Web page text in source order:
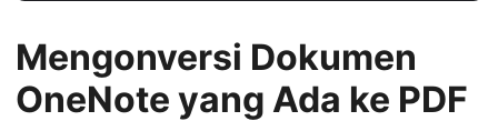
Mengonversi Dokumen
OneNote yang Ada ke PDF